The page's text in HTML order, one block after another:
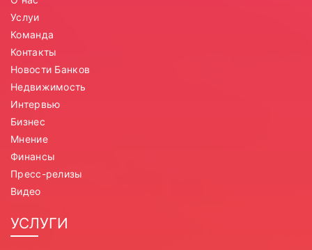
Услуи
Команда
Контакты
Новости Банков
Недвижимость
Интервью
Бизнес
Мнение
Финансы
Пресс-релизы
Видео
УСЛУГИ